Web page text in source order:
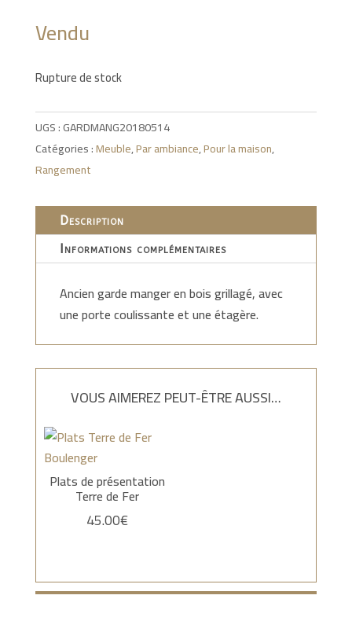
Vendu
Rupture de stock
UGS :GARDMANG20180514
Catégories :Meuble,Par ambiance,Pour la maison,
Rangement
Description
Informations complémentaires
Ancien garde manger en bois grillagé, avec
une porte coulissante et une étagère.
VOUS AIMEREZ PEUT-ÊTRE AUSSI…
Plats de présentation
Terre de Fer
45.00€